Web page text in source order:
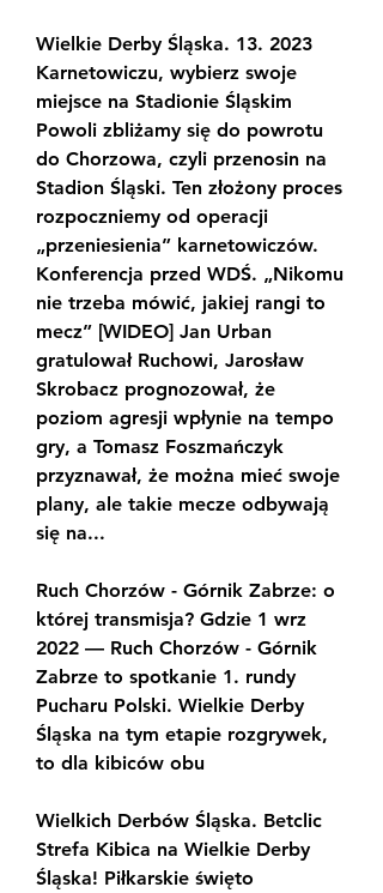
Wielkie Derby Śląska. 13. 2023
Karnetowiczu, wybierz swoje
miejsce na Stadionie Śląskim
Powoli zbliżamy się do powrotu
do Chorzowa, czyli przenosin na
Stadion Śląski. Ten złożony proces
rozpoczniemy od operacji
„przeniesienia” karnetowiczów.
Konferencja przed WDŚ. „Nikomu
nie trzeba mówić, jakiej rangi to
mecz” [WIDEO] Jan Urban
gratulował Ruchowi, Jarosław
Skrobacz prognozował, że
poziom agresji wpłynie na tempo
gry, a Tomasz Foszmańczyk
przyznawał, że można mieć swoje
plany, ale takie mecze odbywają
się na...
Ruch Chorzów - Górnik Zabrze: o
której transmisja? Gdzie 1 wrz
2022 — Ruch Chorzów - Górnik
Zabrze to spotkanie 1. rundy
Pucharu Polski. Wielkie Derby
Śląska na tym etapie rozgrywek,
to dla kibiców obu
Wielkich Derbów Śląska. Betclic
Strefa Kibica na Wielkie Derby
Śląska! Piłkarskie święto